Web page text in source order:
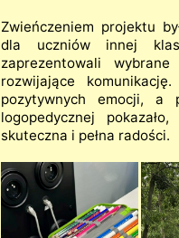
Zwieńczeniem projektu
dla uczniów innej
zaprezentowali
rozwijające
pozytywnych emocji, a
logopedycznej
skuteczna i pełna radości.